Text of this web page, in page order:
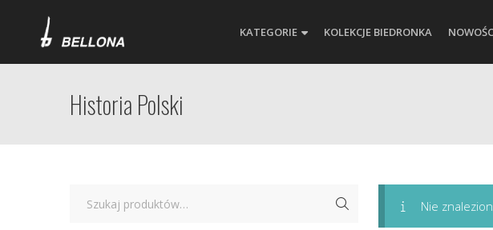
KATEGORIE KOLEKCJE BIEDRONKA
Historia Polski
Nie